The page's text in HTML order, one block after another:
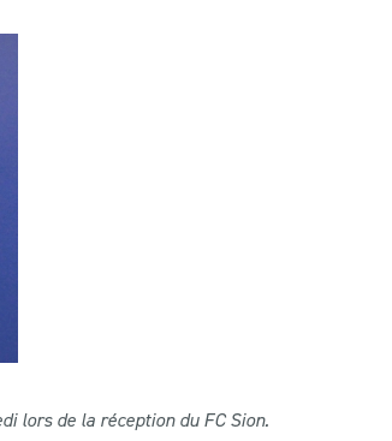
lors de la réception du FC Sion.